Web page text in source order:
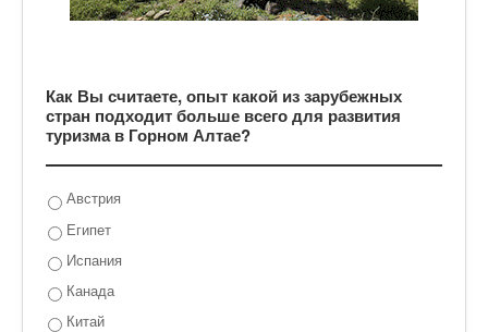
Как Вы считаете, опыт какой из зарубежных
стран подходит больше всего для развития
туризма в Горном Алтае?
Австрия
Египет
Испания
Канада
Китай